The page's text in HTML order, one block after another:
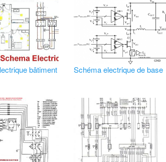
bâtiment
Schéma electrique de base